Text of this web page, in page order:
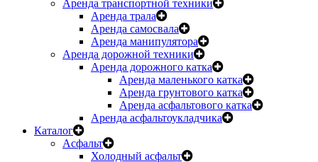
Аренда транспортной техники
Аренда трала
Аренда самосвала
Аренда манипулятора
Аренда дорожной техники
Аренда дорожного катка
Аренда маленького катка
Аренда грунтового катка
Аренда асфальтового катка
Аренда асфальтоукладчика
Каталог
Асфальт
Холодный асфальт